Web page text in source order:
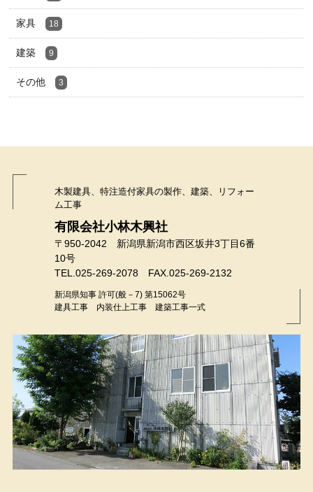
家具 18
建築 9
その他 3
木製建具、特注造付家具の製作、建築、リフォー
ム工事
有限会社小林木興社
〒950-2042 新潟県新潟市西区坂井3丁目6番
10号
TEL.025-269-2078 FAX.025-269-2132
新潟県知事 許可(般－7) 第15062号
建具工事 内装仕上工事 建築工事一式